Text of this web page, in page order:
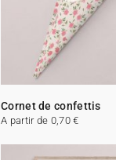
Cornet de confettis
A partir de 0,70 €